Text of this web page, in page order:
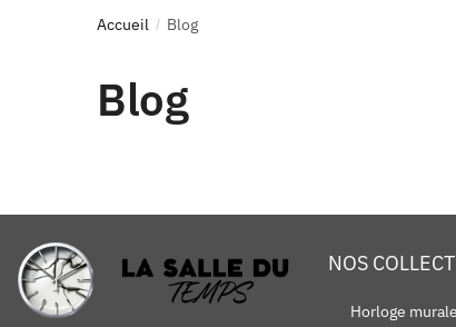
Accueil / Blog
Blog
NOS
Horloge